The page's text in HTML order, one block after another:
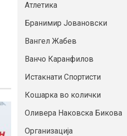
Атлетика
Бранимир Јовановски
Вангел Жабев
Ванчо Каранфилов
Истакнати Спортисти
Кошарка во колички
Оливера Наковска Бикова
Организација